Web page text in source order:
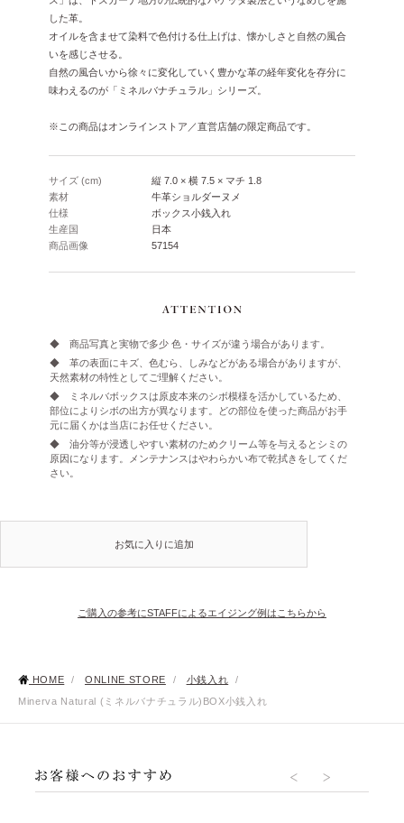
した革。
オイルを含ませて染料で色付ける仕上げは、懐かしさと自然の風合
いを感じさせる。
自然の風合いから徐々に変化していく豊かな革の経年変化を存分に
味わえるのが「ミネルバナチュラル」シリーズ。
※この商品はオンラインストア／直営店舗の限定商品です。
サイズ (cm)
縦 7.0 × 横 7.5 × マチ 1.8
素材
牛革ショルダーヌメ
仕様
ボックス小銭入れ
生産国
日本
商品画像
57154
◆ 商品写真と実物で多少 色・サイズが違う場合があります。
◆ 革の表面にキズ、色むら、しみなどがある場合がありますが、
天然素材の特性としてご理解ください。
◆ ミネルバボックスは原皮本来のシボ模様を活かしているため、
部位によりシボの出方が異なります。どの部位を使った商品がお手
元に届くかは当店にお任せください。
◆ 油分等が浸透しやすい素材のためクリーム等を与えるとシミの
原因になります。メンテナンスはやわらかい布で乾拭きをしてくだ
さい。
お気に入りに追加
ご購入の参考にSTAFFによるエイジング例はこちらから
HOME / ONLINE STORE / 小銭入れ
/
Minerva Natural (ミネルバナチュラル)BOX小銭入れ